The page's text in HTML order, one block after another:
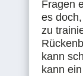
Fragen
es
zu
kann
kann